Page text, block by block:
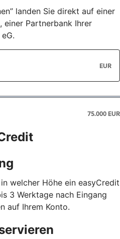
landen Sie direkt auf einer
einer Partnerbank Ihrer
welcher Höhe ein easyCredit
3 Werktage nach Eingang
auf Ihrem Konto.